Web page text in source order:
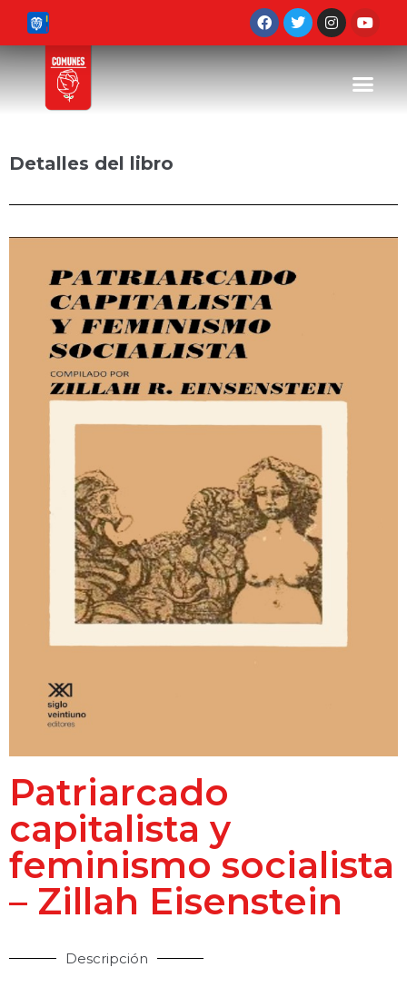
Detalles del libro
Patriarcado
capitalista y
feminismo socialista
– Zillah Eisenstein
Descripción